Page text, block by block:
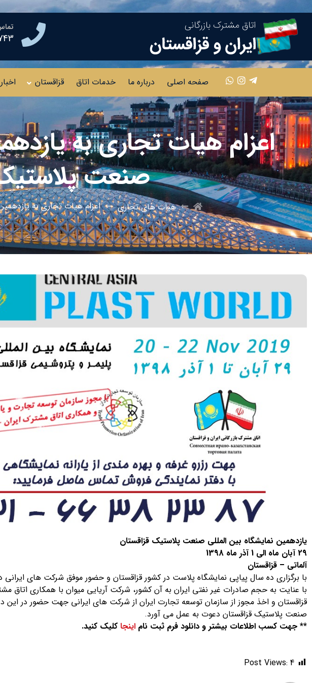
صفحه اصلی درباره ما خدمات اتاق قزاقستان
اعزام هیات تجاری به
صنعت
هیات های تجاری اعزام هیات تجاری به
یازدهمین نمایشگاه بین المللی صنعت پلاستیک قزاقستان
29 آبان ماه الی 1 آذر ماه 1398
آلماتی – قزاقستان
با برگزاری ده سال پیاپی نمایشگاه پلاست در کشور قزاقستان و حضور موفق شرکت های
با عنایت به حجم صادرات غیر نفتی ایران به آن کشور، شرکت آریایی میوان با همکاری اتاق
قزاقستان و اخذ مجوز از سازمان توسعه تجارت ایران از شرکت های ایرانی جهت حضور در این
صنعت پلاستیک قزاقستان دعوت به عمل می آورد.
** جهت کسب اطلاعات بیشتر و دانلود فرم ثبت نام اینجا کلیک کنید.
Post Views: 4